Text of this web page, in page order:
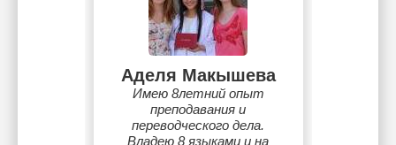
Аделя Макышева
Имею 8летний опыт
преподавания и
переводческого дела.
Владею 8 языками и на